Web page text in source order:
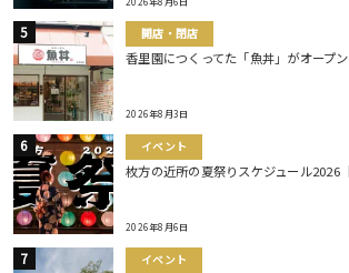
開店・閉店
香里園につくってた「魚丼」がオープ
2026年8月3日
イベント
枚方の近所の夏祭りスケジュール2026
2026年8月6日
イベント